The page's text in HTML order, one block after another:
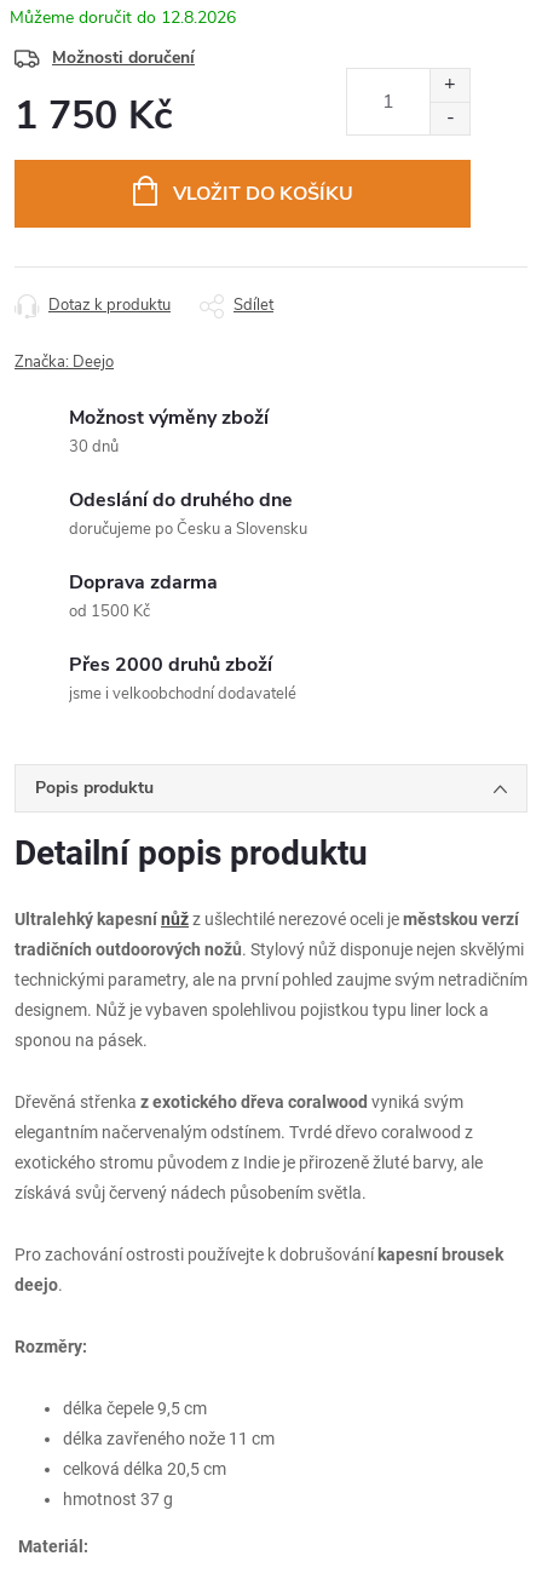
12.8.2026
Možnosti doručení
1 750 Kč
VLOŽIT DO KOŠÍKU
Dotaz k produktu Sdílet
Značka: Deejo
Možnost výměny zboží
30 dnů
Odeslání do druhého dne
doručujeme po Česku a Slovensku
Doprava zdarma
od 1500 Kč
Přes 2000 druhů zboží
jsme i velkoobchodní dodavatelé
Popis produktu
Detailní popis produktu
Ultralehký kapesnínůžz ušlechtilé nerezové oceli jeměstskou verzí
tradičních outdoorových nožů. Stylový nůž disponuje nejen skvělými
technickými parametry, ale na první pohled zaujme svým netradičním
designem. Nůž je vybaven spolehlivou pojistkou typu liner lock a
sponou na pásek.
Dřevěná střenka z exotického dřeva coralwood vyniká svým
elegantním načervenalým odstínem. Tvrdé dřevo coralwood z
exotického stromu původem z Indie je přirozeně žluté barvy, ale
získává svůj červený nádech působením světla.
Pro zachování ostrosti používejte k dobrušování kapesní brousek
deejo.
Rozměry:
délka čepele 9,5 cm
délka zavřeného nože 11 cm
celková délka 20,5 cm
hmotnost 37 g
Materiál: